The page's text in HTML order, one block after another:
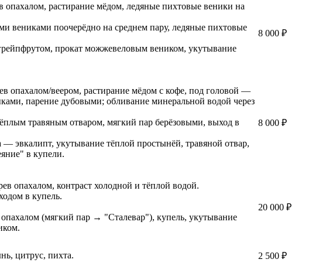
опахалом, растирание мёдом, ледяные пихтовые веники на
вениками поочерёдно на среднем пару, ледяные пихтовые
прокат можжевеловым веником, укутывание
8 000 ₽
опахалом/веером, растирание мёдом с кофе, под головой —
парение дубовыми; обливание минеральной водой через
травяным отваром, мягкий пар берёзовыми, выход в
эвкалипт, укутывание тёплой простынёй, травяной отвар,
в купели.
8 000 ₽
опахалом, контраст холодной и тёплой водой.
в купель.
(мягкий пар → "Сталевар"), купель, укутывание
20 000 ₽
цитрус, пихта. 2 500 ₽